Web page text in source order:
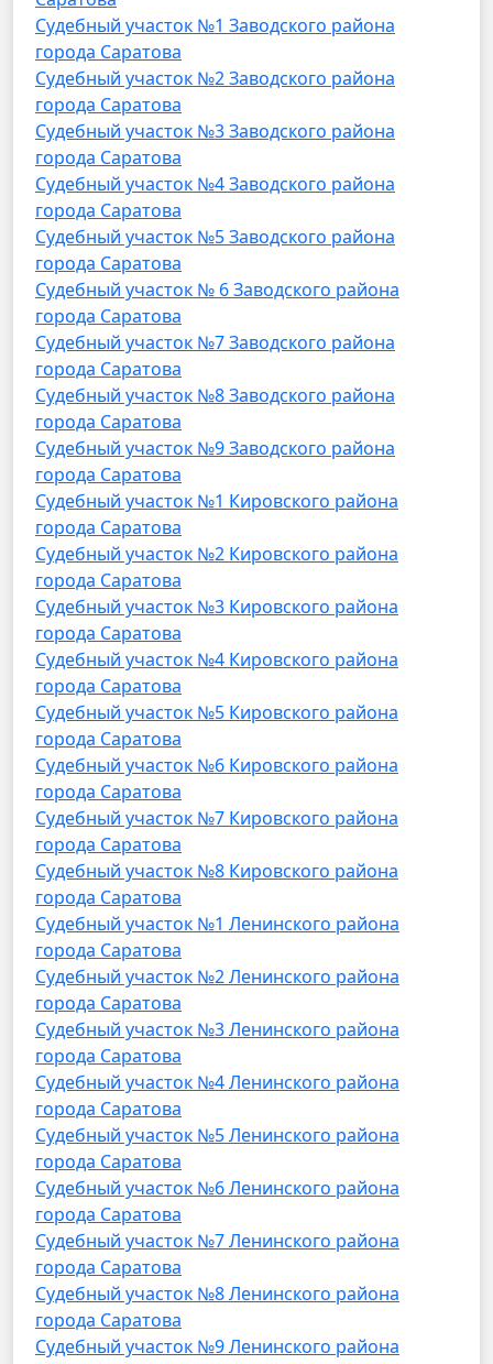
Судебный участок №1 Заводского района
города Саратова
Судебный участок №2 Заводского района
города Саратова
Судебный участок №3 Заводского района
города Саратова
Судебный участок №4 Заводского района
города Саратова
Судебный участок №5 Заводского района
города Саратова
Судебный участок № 6 Заводского района
города Саратова
Судебный участок №7 Заводского района
города Саратова
Судебный участок №8 Заводского района
города Саратова
Судебный участок №9 Заводского района
города Саратова
Судебный участок №1 Кировского района
города Саратова
Судебный участок №2 Кировского района
города Саратова
Судебный участок №3 Кировского района
города Саратова
Судебный участок №4 Кировского района
города Саратова
Судебный участок №5 Кировского района
города Саратова
Судебный участок №6 Кировского района
города Саратова
Судебный участок №7 Кировского района
города Саратова
Судебный участок №8 Кировского района
города Саратова
Судебный участок №1 Ленинского района
города Саратова
Судебный участок №2 Ленинского района
города Саратова
Судебный участок №3 Ленинского района
города Саратова
Судебный участок №4 Ленинского района
города Саратова
Судебный участок №5 Ленинского района
города Саратова
Судебный участок №6 Ленинского района
города Саратова
Судебный участок №7 Ленинского района
города Саратова
Судебный участок №8 Ленинского района
города Саратова
Судебный участок №9 Ленинского района